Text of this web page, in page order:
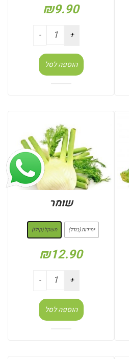
₪9.90
הוספה לסל
שומר
יחידות (בודד) משקל (קילו)
₪12.90
הוספה לסל